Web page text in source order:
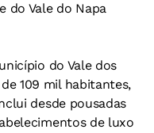
do Vale do Napa
do Vale dos
109 mil habitantes,
desde pousadas
de luxo